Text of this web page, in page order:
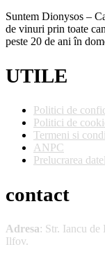
Suntem Dionysos –
de vinuri prin toate
peste 20 de ani în
UTILE
Politici de
Politici de
Termeni si
ANPC
Prelucrarea
contact
Adresa: Str. Iancu de
Ilfov.